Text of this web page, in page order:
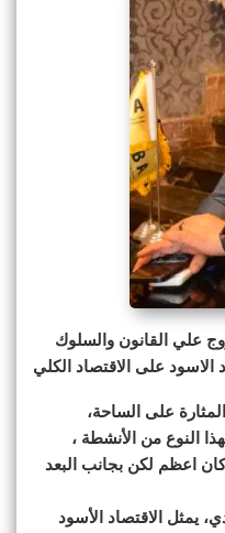
علي القانون والسلوك
الاسود على الاقتصاد الكلي
على الساحة،
النوع من الأنشطة ،
اعظم لكن بجانب البعد
يمثل الاقتصاد الأسود